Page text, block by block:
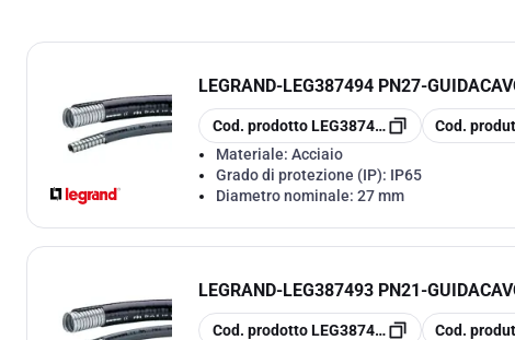
LEGRAND-LEG387494 PN27-
copia
Cod. prodottoLEG387494 copia
Cod.
Materiale: Acciaio
Grado di protezione (IP): IP65
Diametro nominale: 27 mm
LEGRAND-LEG387493 PN21-
copia
Cod. prodottoLEG387493 copia
Cod.